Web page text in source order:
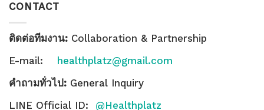
CONTACT
ติดต่อทีมงาน: Collaboration & Partnership
E-mail: healthplatz@gmail.com
คำถามทั่วไป: General Inquiry
LINE Official ID: @Healthplatz